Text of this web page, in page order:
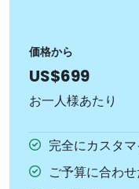
価格から
US$699
お一人様あたり
完全にカスタ
ご予算に合わ